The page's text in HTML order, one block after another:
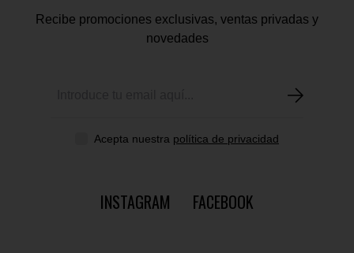
Recibe promociones exclusivas, ventas privadas y
novedades
Acepta nuestra política de privacidad
INSTAGRAM FACEBOOK